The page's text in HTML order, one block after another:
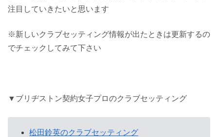
注目していきたいと思います
※新しいクラブセッティング情報が出たときは更新するの
でチェックしてみて下さい
▼ブリヂストン契約女子プロのクラブセッティング
松田鈴英のクラブセッティング